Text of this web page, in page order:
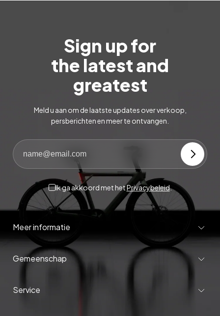
Sign up for
the latest and
greatest
Meld u aan om de laatste updates over verkoop,
persberichten en meer te ontvangen.
Ik ga akkoord met hetPrivacybeleid.
Meer informatie
Gemeenschap
Service